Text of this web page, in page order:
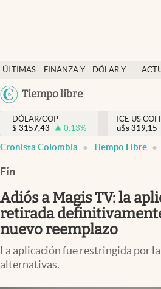
ÚLTIMAS
NOTICIAS
FINANZA Y
DÓLAR Y
Tiempo libre
Salud y nutrición
Vida espiritual
Actualidad
Colombia
DÓLAR/COP
$ 3157,43 0.13%
ICE US
u$s 319,15
Cronista Colombia Tiempo Libre
Fin
Adiós a Magis TV: la
retirada
nuevo reemplazo
La aplicación fue restringida por
alternativas.